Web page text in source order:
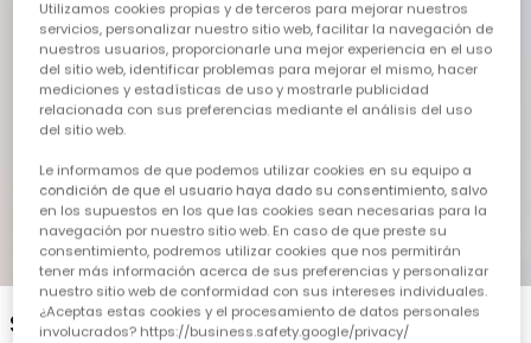
1 2 3 4 5
Samarreta nen cotó color llima zebra
Utilizamos cookies propias y de terceros para mejorar nuestros
servicios, personalizar nuestro sitio web, facilitar la navegación de
nuestros usuarios, proporcionarle una mejor experiencia en el uso
del sitio web, identificar problemas para mejorar el mismo, hacer
mediciones y estadísticas de uso y mostrarle publicidad
relacionada con sus preferencias mediante el análisis del uso
del sitio web.
Le informamos de que podemos utilizar cookies en su equipo a
condición de que el usuario haya dado su consentimiento, salvo
en los supuestos en los que las cookies sean necesarias para la
navegación por nuestro sitio web. En caso de que preste su
consentimiento, podremos utilizar cookies que nos permitirán
tener más información acerca de sus preferencias y personalizar
nuestro sitio web de conformidad con sus intereses individuales.
¿Aceptas estas cookies y el procesamiento de datos personales
involucrados? https://business.safety.google/privacy/